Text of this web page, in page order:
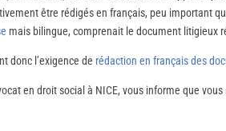
être rédigés en français, peu important
mais bilingue, comprenait le document litigieux
donc l’exigence de rédaction en français des
en droit social à NICE, vous informe que